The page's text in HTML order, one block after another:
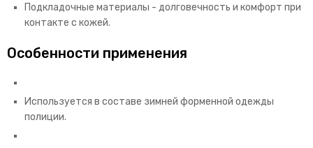
Подкладочные материалы - долговечность и комфорт при
контакте с кожей.
Особенности применения
Используется в составе зимней форменной одежды
полиции.